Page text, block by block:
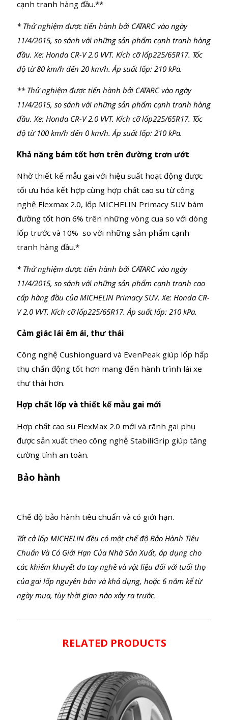
PRODUCT DETAILS TECHNICAL
PRODUCT VIDEOS
Trên đường khô, lốp MICHELIN Primacy SUV có
khoảng cách phanh ngắn hơn 1,9 mét so với dòng
lốp thế hệ trước và 3,8 mét so với những sản phẩm
cạnh tranh hàng đầu.**
* Thử nghiệm được tiến hành bởi CATARC vào ngày
11/4/2015, so sánh với những sản phẩm cạnh tranh hàng
đầu. Xe: Honda CR-V 2.0 VVT. Kích cỡ lốp225/65R17. Tốc
độ từ 80 km/h đến 20 km/h. Áp suất lốp: 210 kPa.
** Thử nghiệm được tiến hành bởi CATARC vào ngày
11/4/2015, so sánh với những sản phẩm cạnh tranh hàng
đầu. Xe: Honda CR-V 2.0 VVT. Kích cỡ lốp225/65R17. Tốc
độ từ 100 km/h đến 0 km/h. Áp suất lốp: 210 kPa.
Khả năng bám tốt hơn trên đường trơn ướt
Nhờ thiết kế mẫu gai với hiệu suất hoạt động được
tối ưu hóa kết hợp cùng hợp chất cao su từ công
đường tốt hơn 6% trên những vòng cua so với dòng
lốp trước và 10% so với những sản phẩm cạnh
tranh hàng đầu.*
* Thử nghiệm được tiến hành bởi CATARC vào ngày
cấp hàng đầu của MICHELIN Primacy SUV. Xe: Honda CR-
V 2.0 VVT. Kích cỡ lốp225/65R17. Áp suất lốp: 210 kPa.
thụ chấn động tốt hơn mang đến hành trình lái xe
thư thái hơn.
Hợp chất lốp và thiết kế mẫu gai mới
cường tính an toàn.
Bảo hành
Chế độ bảo hành tiêu chuẩn và có giới hạn.
các khiếm khuyết do tay nghề và vật liệu đối với tuổi thọ
ngày mua, tùy thời gian nào xảy ra trước.